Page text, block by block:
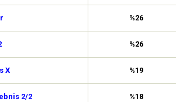
%26
%26
X %19
2/2 %18